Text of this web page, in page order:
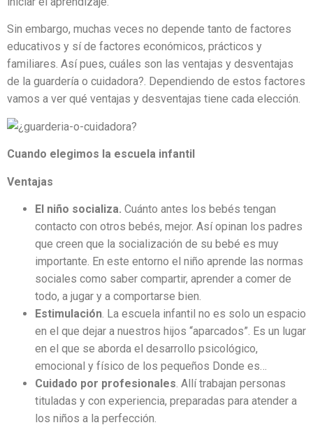
Sin embargo, muchas veces no depende tanto de factores
educativos y sí de factores económicos, prácticos y
familiares. Así pues, cuáles son las ventajas y desventajas
de la guardería o cuidadora?. Dependiendo de estos factores
vamos a ver qué ventajas y desventajas tiene cada elección.
Cuando elegimos la escuela infantil
Ventajas
El niño socializa. Cuánto antes los bebés tengan
contacto con otros bebés, mejor. Así opinan los padres
que creen que la socialización de su bebé es muy
importante. En este entorno el niño aprende las normas
sociales como saber compartir, aprender a comer de
todo, a jugar y a comportarse bien.
Estimulación. La escuela infantil no es solo un espacio
en el que dejar a nuestros hijos “aparcados”. Es un lugar
en el que se aborda el desarrollo psicológico,
emocional y físico de los pequeños Donde es…
Cuidado por profesionales. Allí trabajan personas
tituladas y con experiencia, preparadas para atender a
los niños a la perfección.